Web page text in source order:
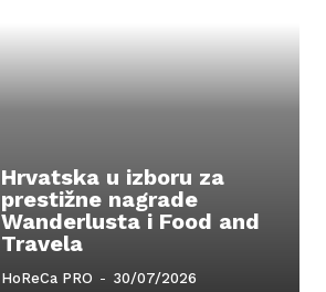
Hrvatska u izboru za
prestižne nagrade
Wanderlusta i Food and
Travela
HoReCa PRO - 30/07/2026